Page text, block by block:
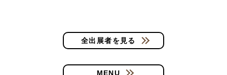
全出展者を見る
MENU